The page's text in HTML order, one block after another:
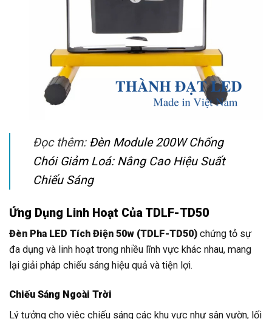
Đọc thêm: Đèn Module 200W Chống
Chói Giảm Loá: Nâng Cao Hiệu Suất
Chiếu Sáng
Ứng Dụng Linh Hoạt Của TDLF-TD50
Đèn Pha LED Tích Điện 50w (TDLF-TD50) chứng tỏ sự
đa dụng và linh hoạt trong nhiều lĩnh vực khác nhau, mang
lại giải pháp chiếu sáng hiệu quả và tiện lợi.
Chiếu Sáng Ngoài Trời
Lý tưởng cho việc chiếu sáng các khu vực như sân vườn, lối